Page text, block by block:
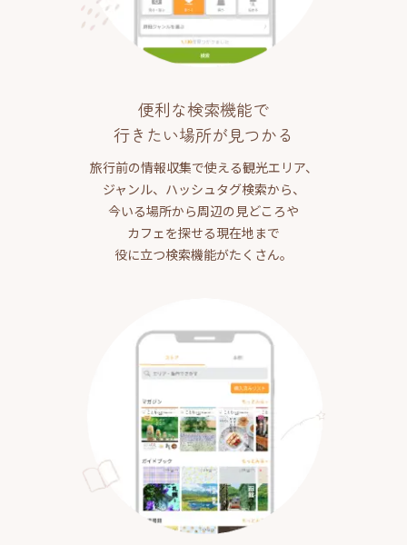
便利な検索機能で
行きたい場所が見つかる
旅行前の情報収集で使える観光エリア、
ジャンル、ハッシュタグ検索から、
今いる場所から周辺の見どころや
カフェを探せる現在地まで
役に立つ検索機能がたくさん。